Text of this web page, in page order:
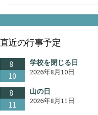
直近の行事予定
8
10
学校を閉じる日
2026年8月10日
8
11
山の日
2026年8月11日